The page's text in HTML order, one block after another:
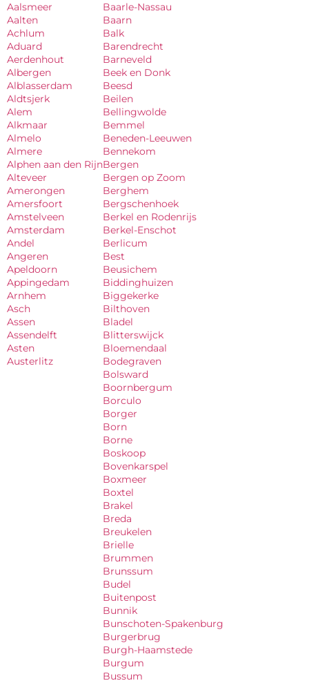
Aalsmeer
Aalten
Achlum
Aduard
Aerdenhout
Albergen
Alblasserdam
Aldtsjerk
Alem
Alkmaar
Almelo
Almere
Alphen aan den Rijn
Alteveer
Amerongen
Amersfoort
Amstelveen
Amsterdam
Andel
Angeren
Apeldoorn
Appingedam
Arnhem
Asch
Assen
Assendelft
Asten
Austerlitz
Baarle-Nassau
Baarn
Balk
Barendrecht
Barneveld
Beek en Donk
Beesd
Beilen
Bellingwolde
Bemmel
Beneden-Leeuwen
Bennekom
Bergen
Bergen op Zoom
Berghem
Bergschenhoek
Berkel en Rodenrijs
Berkel-Enschot
Berlicum
Best
Beusichem
Biddinghuizen
Biggekerke
Bilthoven
Bladel
Blitterswijck
Bloemendaal
Bodegraven
Bolsward
Boornbergum
Borculo
Borger
Born
Borne
Boskoop
Bovenkarspel
Boxmeer
Boxtel
Brakel
Breda
Breukelen
Brielle
Brummen
Brunssum
Budel
Buitenpost
Bunnik
Bunschoten-Spakenburg
Burgerbrug
Burgh-Haamstede
Burgum
Bussum